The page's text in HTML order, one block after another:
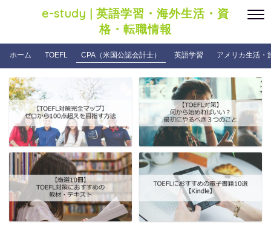
e-study | 英語学習・海外生活・資
格・転職情報
ホーム TOEFL CPA（米国公認会計士） 英語学習 アメリカ生活・